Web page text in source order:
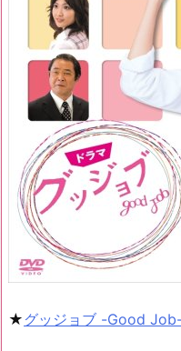
★グッジョブ -Good